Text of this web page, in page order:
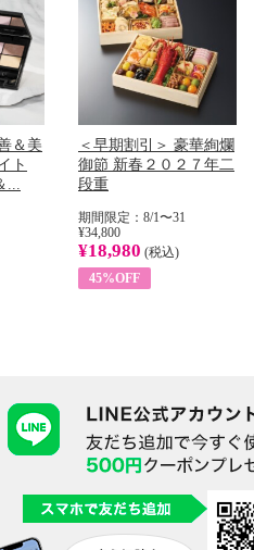
＆美
ト
...
＜早期割引＞ 豪華絢爛
御節 新春２０２７年二
段重
期間限定：8/1〜31
¥34,800
¥18,980 (税込)
45%OFF